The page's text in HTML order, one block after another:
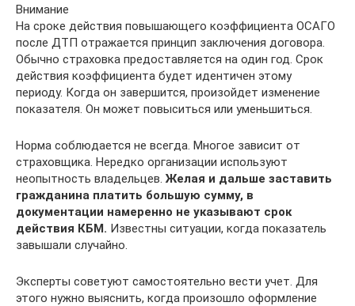
Внимание
На сроке действия повышающего коэффициента ОСАГО
после ДТП отражается принцип заключения договора.
Обычно страховка предоставляется на один год. Срок
действия коэффициента будет идентичен этому
периоду. Когда он завершится, произойдет изменение
показателя. Он может повыситься или уменьшиться.
Норма соблюдается не всегда. Многое зависит от
страховщика. Нередко организации используют
неопытность владельцев. Желая и дальше заставить
гражданина платить большую сумму, в
документации намеренно не указывают срок
действия КБМ. Известны ситуации, когда показатель
завышали случайно.
Эксперты советуют самостоятельно вести учет. Для
этого нужно выяснить, когда произошло оформление